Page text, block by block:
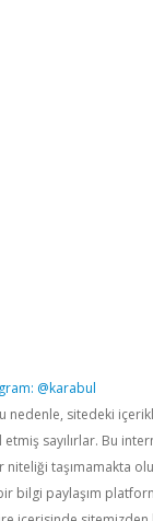
@karabul
nedenle, sitedeki
sayılırlar. Bu
niteliği taşımamakta
bilgi paylaşım